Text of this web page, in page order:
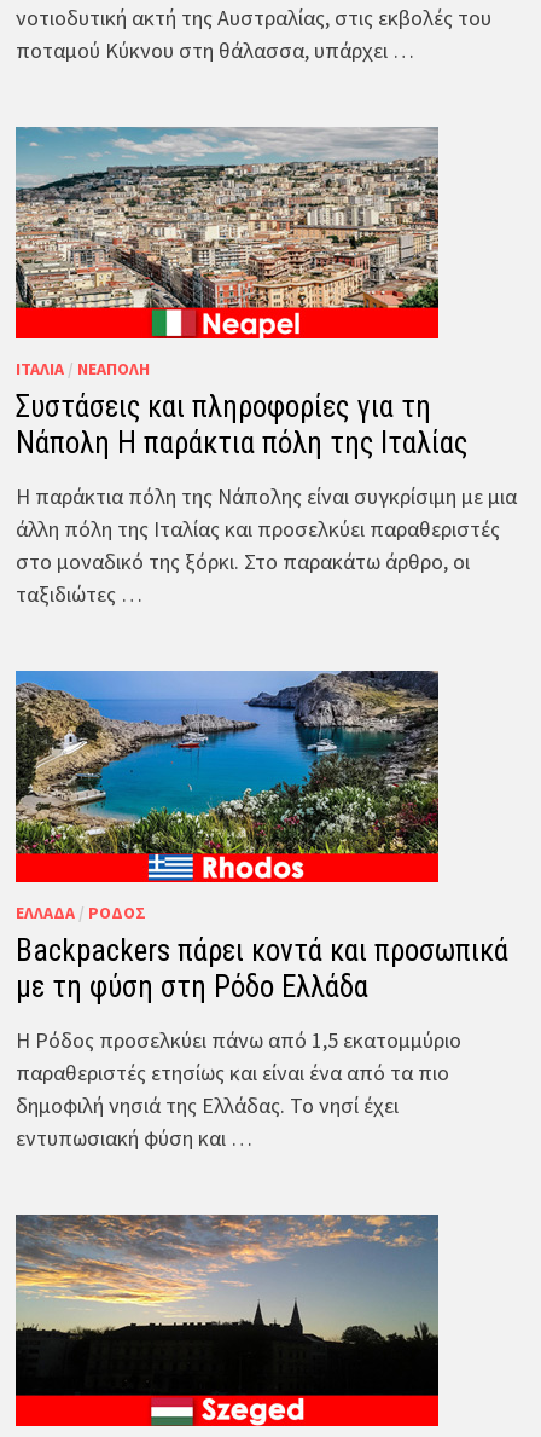
νοτιοδυτική ακτή της Αυστραλίας, στις εκβολές του
ποταμού Κύκνου στη θάλασσα, υπάρχει …
ΙΤΑΛΊΑ/ ΝΕΆΠΟΛΗ
Συστάσεις και πληροφορίες για τη
Νάπολη Η παράκτια πόλη της Ιταλίας
Η παράκτια πόλη της Νάπολης είναι συγκρίσιμη με μια
άλλη πόλη της Ιταλίας και προσελκύει παραθεριστές
στο μοναδικό της ξόρκι. Στο παρακάτω άρθρο, οι
ταξιδιώτες …
ΕΛΛΆΔΑ/ ΡΌΔΟΣ
Backpackers πάρει κοντά και προσωπικά
με τη φύση στη Ρόδο Ελλάδα
Η Ρόδος προσελκύει πάνω από 1,5 εκατομμύριο
παραθεριστές ετησίως και είναι ένα από τα πιο
δημοφιλή νησιά της Ελλάδας. Το νησί έχει
εντυπωσιακή φύση και …